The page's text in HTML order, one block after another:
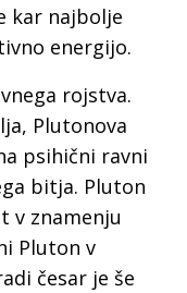
kar najbolje
energijo.
rojstva.
Plutonova
psihični ravni
bitja. Pluton
v znamenju
Pluton v
česar je še